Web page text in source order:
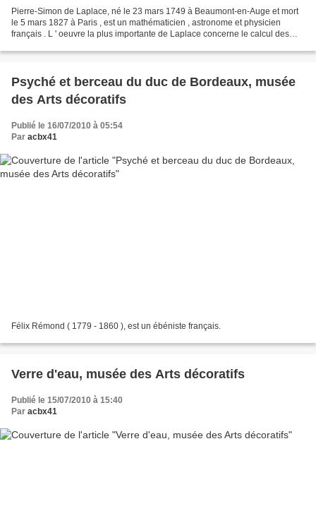
Pierre-Simon de Laplace, né le 23 mars 1749 à Beaumont-en-Auge et mort
le 5 mars 1827 à Paris , est un mathématicien , astronome et physicien
français . L ' oeuvre la plus importante de Laplace concerne le calcul des
Psyché et berceau du duc de Bordeaux, musée
des Arts décoratifs
Publié le 16/07/2010 à 05:54
Par acbx41
Félix Rémond ( 1779 - 1860 ), est un ébéniste français.
Verre d'eau, musée des Arts décoratifs
Publié le 15/07/2010 à 15:40
Par acbx41